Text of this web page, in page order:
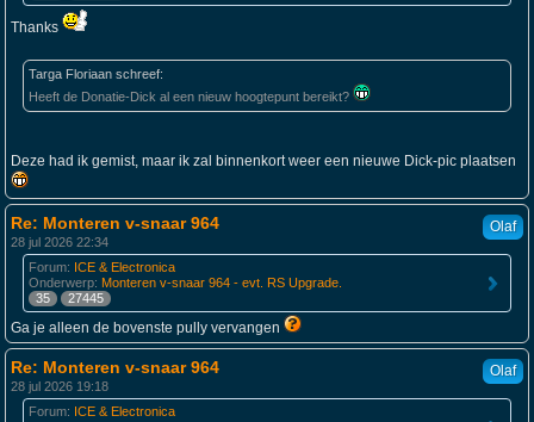
Thanks
Targa Floriaan schreef:
Heeft de Donatie-Dick al een nieuw hoogtepunt bereikt?
Deze had ik gemist, maar ik zal binnenkort weer een nieuwe Dick-pic plaatsen
Olaf
Re: Monteren v-snaar 964
28 jul 2026 22:34
Forum: ICE & Electronica
Onderwerp: Monteren v-snaar 964 - evt. RS Upgrade.
35
27445
Ga je alleen de bovenste pully vervangen
Olaf
Re: Monteren v-snaar 964
28 jul 2026 19:18
Forum: ICE & Electronica